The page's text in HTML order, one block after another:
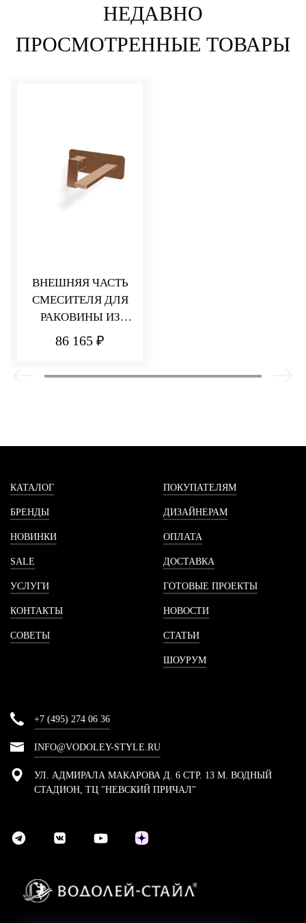
НЕДАВНО
ПРОСМОТРЕННЫЕ ТОВАРЫ
ВНЕШНЯЯ ЧАСТЬ
СМЕСИТЕЛЯ ДЛЯ
РАКОВИНЫ ИЗ
СТЕНЫ 182 ММ
86 165 ₽
КАТАЛОГ
БРЕНДЫ
НОВИНКИ
SALE
УСЛУГИ
КОНТАКТЫ
СОВЕТЫ
ПОКУПАТЕЛЯМ
ДИЗАЙНЕРАМ
ОПЛАТА
ДОСТАВКА
ГОТОВЫЕ ПРОЕКТЫ
НОВОСТИ
СТАТЬИ
ШОУРУМ
+7 (495) 274 06 36
INFO@VODOLEY-STYLE.RU
УЛ. АДМИРАЛА МАКАРОВА Д. 6 СТР. 13 М. ВОДНЫЙ
СТАДИОН, ТЦ "НЕВСКИЙ ПРИЧАЛ"